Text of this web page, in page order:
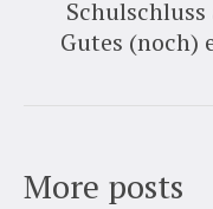
Gutes (noch)
More posts